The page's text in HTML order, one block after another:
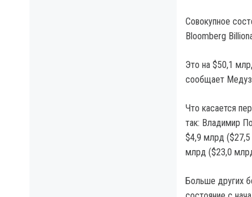
Совокупное
Bloomberg
Это на $50,1
сообщает
Что касается
так: Владимир
$4,9 млрд
млрд ($23,0
Больше других